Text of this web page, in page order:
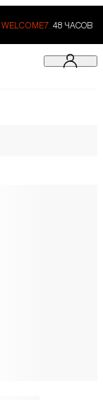
WELCOME7. 48 ЧАСОВ